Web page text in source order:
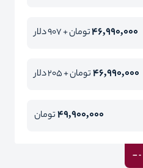
46,990,000تومان + 907 دلار
46,990,000تومان + 205 دلار
49,900,000تومان